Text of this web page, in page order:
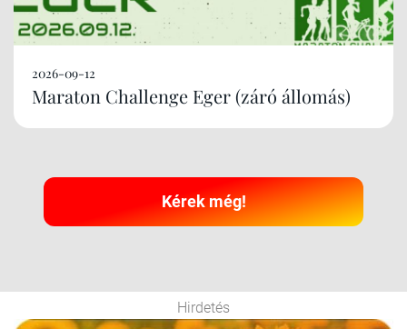
2026-09-12
Maraton Challenge Eger (záró állomás)
Kérek még!
Hirdetés